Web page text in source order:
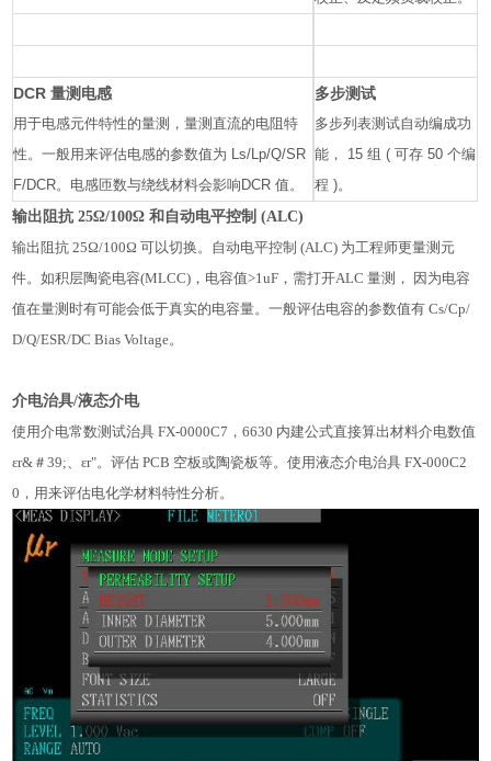
DCR 量测电感
用于电感元件特性的量测，量测直流的电阻特
性。一般用来评估电感的参数值为 Ls/Lp/Q/SR
F/DCR。电感匝数与绕线材料会影响DCR 值。
多步测试
多步列表测试自动编成功
能， 15 组 ( 可存 50 个编
程 )。
输出阻抗 25Ω/100Ω 和自动电平控制 (ALC)
输出阻抗 25Ω/100Ω 可以切换。自动电平控制 (ALC) 为工程师更量测元
件。如积层陶瓷电容(MLCC)，电容值>1uF，需打开ALC 量测， 因为电容
值在量测时有可能会低于真实的电容量。一般评估电容的参数值有 Cs/Cp/
D/Q/ESR/DC Bias Voltage。
介电治具/液态介电
使用介电常数测试治具 FX-0000C7，6630 内建公式直接算出材料介电数值
εr&＃39;、εr"。评估 PCB 空板或陶瓷板等。使用液态介电治具 FX-000C2
0，用来评估电化学材料特性分析。